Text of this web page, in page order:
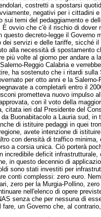
costretti a spostarsi
negativi per i cittadini
sui temi del pedaggiamento e
ovvio che c'è il rischio di
questo decreto-legge il
servizi e delle tariffe, sicché
alla necessità di
più volte al giorno per andare a
Reggio Calabria e
ha sostenuto che i ritardi
per otto anni e la
a completarli entro il
prometteva nuovo impulso
con il voto della
citata ieri dal Presidente del
Buonabitacolo a Lauria sud,
di istituire pedaggi in quei
avete intenzione di
con densità di traffico
a corsia unica. Ciò porterà
incredibile deficit
in questo decennio di
sono stati investiti per
conti complessi: zero euro.
zero per la Murgia-Pollino,
nell'elenco di opere
senza che per nessuna di
un Governo che, al